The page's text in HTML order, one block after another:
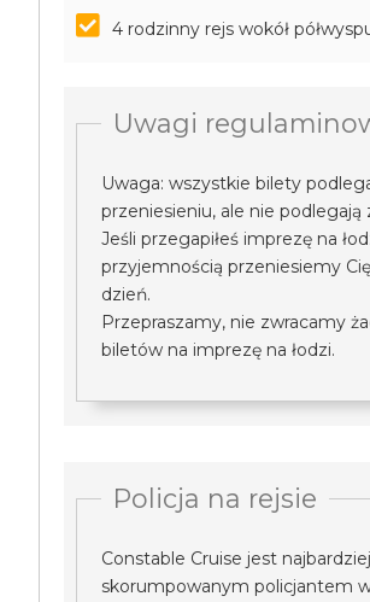
4 rodzinny rejs wokół
Uwagi
Uwaga: wszystkie bilety
przeniesieniu, ale nie podlegają
Jeśli przegapiłeś imprezę na
przyjemnością przeniesiemy
dzień.
Przepraszamy, nie zwracamy
biletów na imprezę na łodzi.
Policja na rejsie
Constable Cruise jest najbardziej
skorumpowanym policjantem